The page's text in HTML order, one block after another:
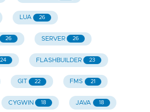
LUA 26
26 SERVER 26
24 FLASHBUILDER 23
GIT 22 FMS 21
CYGWIN 18 JAVA 18